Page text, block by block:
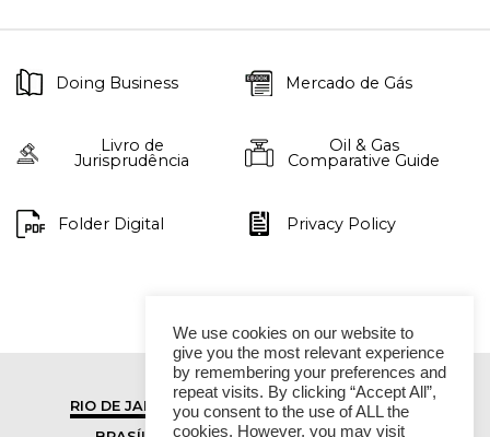
Doing Business Mercado de Gás
Livro de
Jurisprudência
Oil & Gas
Comparative Guide
Folder Digital Privacy Policy
RIO DE JANEIRO
SÃO PAULO
We use cookies on our website to
give you the most relevant experience
by remembering your preferences and
repeat visits. By clicking “Accept All”,
you consent to the use of ALL the
cookies. However, you may visit